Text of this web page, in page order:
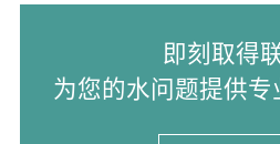
即刻取得
为您的水问题提供专